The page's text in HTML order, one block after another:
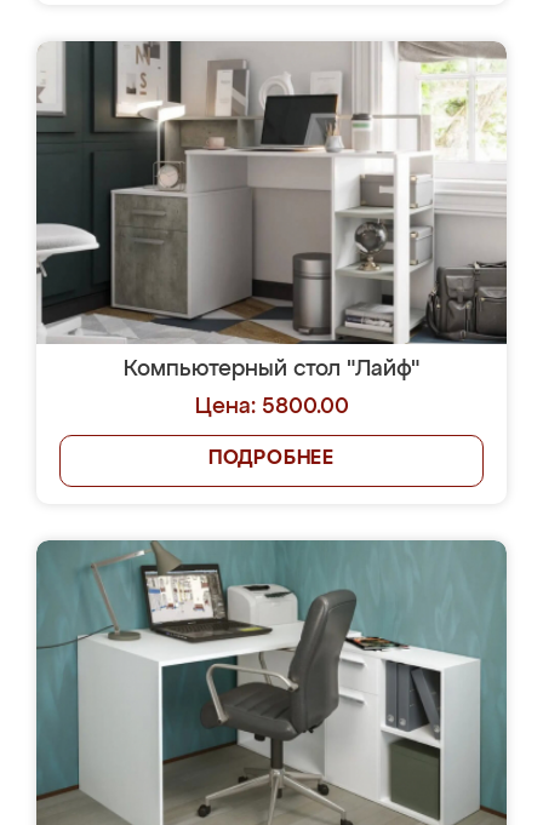
Компьютерный стол "Лайф"
Цена: 5800.00
ПОДРОБНЕЕ